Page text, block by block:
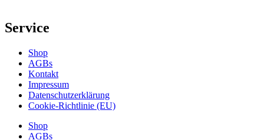
Service
Shop
AGBs
Kontakt
Impressum
Datenschutzerklärung
Cookie-Richtlinie (EU)
Shop
AGBs